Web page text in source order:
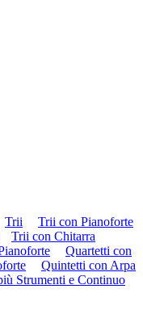
Trii
Trii con Pianoforte
Trii con Chitarra
Quartetti con
Quintetti con Arpa
Strumenti e Continuo